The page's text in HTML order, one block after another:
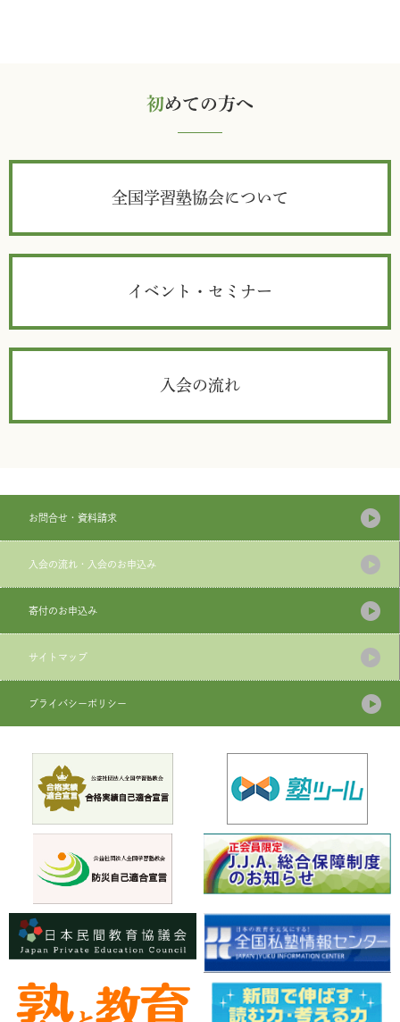
初めての方へ
全国学習塾協会について
イベント・セミナー
入会の流れ
お問合せ・資料請求
入会の流れ・入会のお申込み
寄付のお申込み
サイトマップ
プライバシーポリシー